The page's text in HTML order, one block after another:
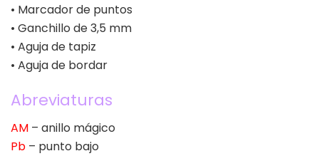
• Marcador de puntos
• Ganchillo de 3,5 mm
• Aguja de tapiz
• Aguja de bordar
Abreviaturas
AM – anillo mágico
Pb – punto bajo